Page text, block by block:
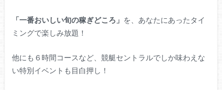
「一番おいしい旬の稼ぎどころ」 を、あなたにあったタイ
ミングで楽しみ放題！
他にも６時間コースなど、競艇セントラルでしか味わえな
い特別イベントも目白押し！